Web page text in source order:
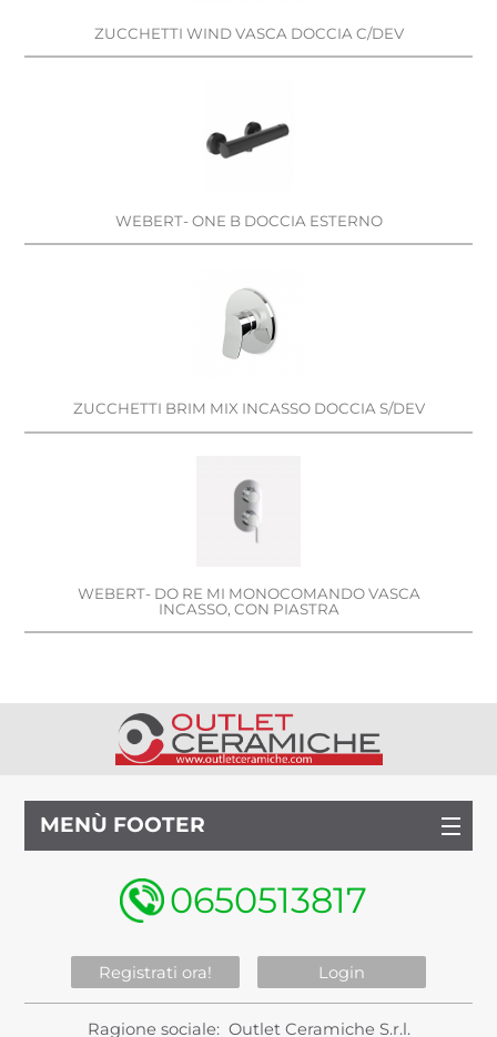
ZUCCHETTI WIND VASCA DOCCIA C/DEV
WEBERT- ONE B DOCCIA ESTERNO
ZUCCHETTI BRIM MIX INCASSO DOCCIA S/DEV
WEBERT- DO RE MI MONOCOMANDO VASCA
INCASSO, CON PIASTRA
MENÙ FOOTER
0650513817
Registrati ora! Login
Ragione sociale: Outlet Ceramiche S.r.l.